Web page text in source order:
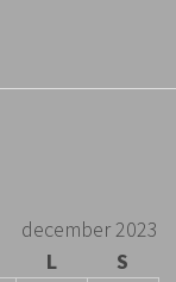
december 2023
L
S